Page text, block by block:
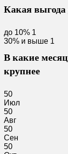
Какая выгода
до 10% 1
30% и выше 1
В какие
крупнее
50
Июл
50
Авг
50
Сен
50